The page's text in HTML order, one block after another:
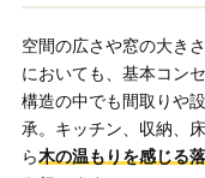
空間の広さや窓の大き
においても、基本コン
構造の中でも間取りや
承。キッチン、収納、
ら木の温もりを感じる